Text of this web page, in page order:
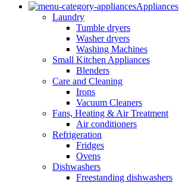
Appliances
Laundry
Tumble dryers
Washer dryers
Washing Machines
Small Kitchen Appliances
Blenders
Care and Cleaning
Irons
Vacuum Cleaners
Fans, Heating & Air Treatment
Air conditioners
Refrigeration
Fridges
Ovens
Dishwashers
Freestanding dishwashers